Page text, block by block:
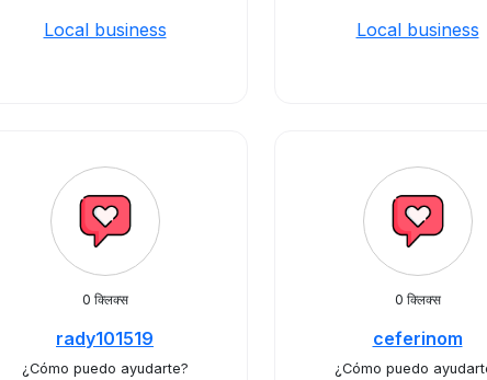
Local business Local business
0 क्लिक्स
rady101519
¿Cómo puedo ayudarte?
0 क्लिक्स
ceferinom
¿Cómo puedo